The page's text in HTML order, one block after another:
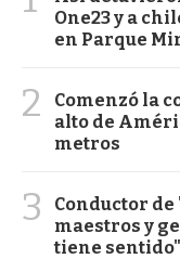
One23 y a
en Parque
2
Comenzó la
alto de
metros
3
Conductor
maestros y
tiene sentido"